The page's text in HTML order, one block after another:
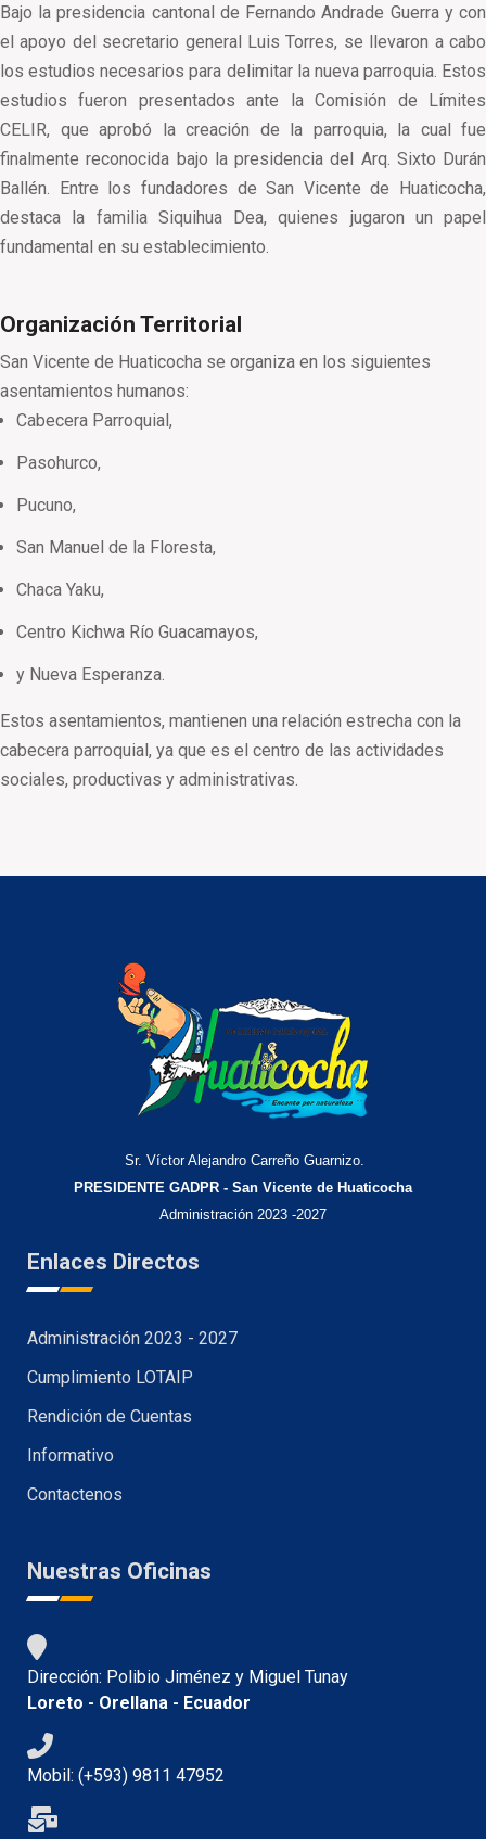
Bajo la presidencia cantonal de Fernando Andrade Guerra y con
el apoyo del secretario general Luis Torres, se llevaron a cabo
los estudios necesarios para delimitar la nueva parroquia. Estos
estudios fueron presentados ante la Comisión de Límites
CELIR, que aprobó la creación de la parroquia, la cual fue
finalmente reconocida bajo la presidencia del Arq. Sixto Durán
Ballén. Entre los fundadores de San Vicente de Huaticocha,
destaca la familia Siquihua Dea, quienes jugaron un papel
fundamental en su establecimiento.
Organización Territorial
San Vicente de Huaticocha se organiza en los siguientes
asentamientos humanos:
Cabecera Parroquial,
Pasohurco,
Pucuno,
San Manuel de la Floresta,
Chaca Yaku,
Centro Kichwa Río Guacamayos,
y Nueva Esperanza.
Estos asentamientos, mantienen una relación estrecha con la
cabecera parroquial, ya que es el centro de las actividades
sociales, productivas y administrativas.
Sr. Víctor Alejandro Carreño Guarnizo.
PRESIDENTE GADPR - San Vicente de Huaticocha
Administración 2023 -2027
Enlaces Directos
Administración 2023 - 2027
Cumplimiento LOTAIP
Rendición de Cuentas
Informativo
Contactenos
Nuestras Oficinas
Dirección: Polibio Jiménez y Miguel Tunay
Loreto - Orellana - Ecuador
Mobil: (+593) 9811 47952